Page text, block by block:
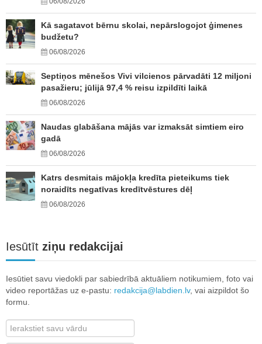
Kā sagatavot bērnu skolai, nepārslogojot ģimenes
budžetu?
06/08/2026
Septiņos mēnešos Vivi vilcienos pārvadāti 12 miljoni
pasažieru; jūlijā 97,4 % reisu izpildīti laikā
06/08/2026
Naudas glabāšana mājās var izmaksāt simtiem eiro
gadā
06/08/2026
Katrs desmitais mājokļa kredīta pieteikums tiek
noraidīts negatīvas kredītvēstures dēļ
06/08/2026
Iesūtīt ziņu redakcijai
Iesūtiet savu viedokli par sabiedrībā aktuāliem notikumiem, foto vai
video reportāžas uz e-pastu: redakcija@labdien.lv, vai aizpildot šo
formu.